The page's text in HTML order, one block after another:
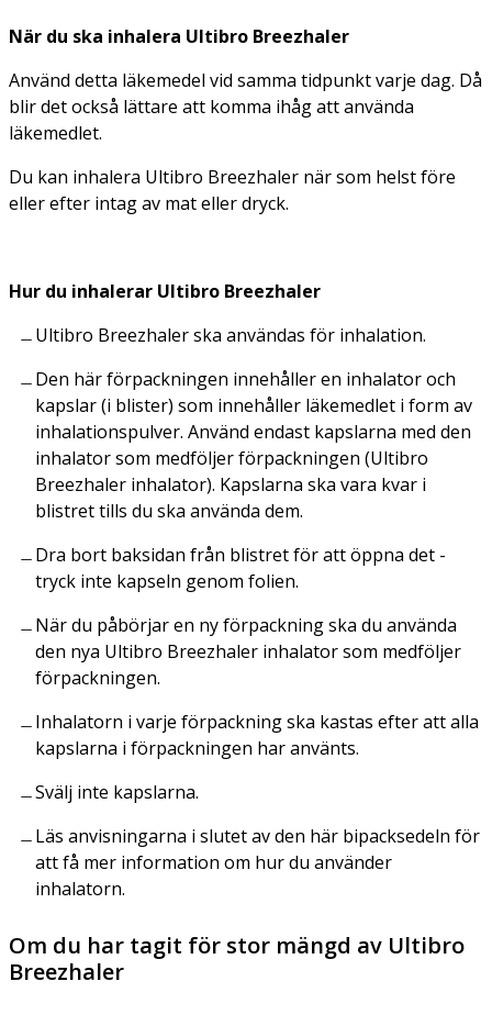
När du ska inhalera Ultibro Breezhaler
Använd detta läkemedel vid samma tidpunkt varje dag. Då
blir det också lättare att komma ihåg att använda
läkemedlet.
Du kan inhalera Ultibro Breezhaler när som helst före
eller efter intag av mat eller dryck.
Hur du inhalerar Ultibro Breezhaler
Ultibro Breezhaler ska användas för inhalation.
Den här förpackningen innehåller en inhalator och
kapslar (i blister) som innehåller läkemedlet i form av
inhalationspulver. Använd endast kapslarna med den
inhalator som medföljer förpackningen (Ultibro
Breezhaler inhalator). Kapslarna ska vara kvar i
blistret tills du ska använda dem.
Dra bort baksidan från blistret för att öppna det -
tryck inte kapseln genom folien.
När du påbörjar en ny förpackning ska du använda
den nya Ultibro Breezhaler inhalator som medföljer
förpackningen.
Inhalatorn i varje förpackning ska kastas efter att alla
kapslarna i förpackningen har använts.
Svälj inte kapslarna.
Läs anvisningarna i slutet av den här bipacksedeln för
att få mer information om hur du använder
inhalatorn.
Om du har tagit för stor mängd av Ultibro
Breezhaler